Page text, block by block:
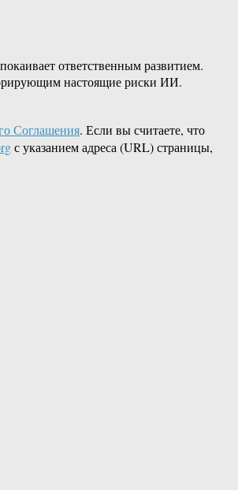
ответственным развитием.
настоящие риски ИИ.
Соглашения. Если вы считаете, что
с указанием адреса (URL) страницы,